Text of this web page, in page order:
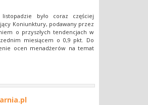
było coraz częściej
Koniunktury, podawany przez
o przyszłych tendencjach w
miesiącem o 0,9 pkt. Do
ocen menadżerów na temat